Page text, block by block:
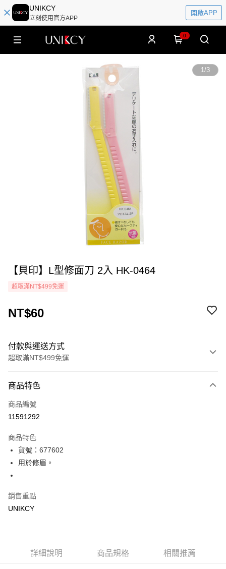
UNIKCY
立刻使用官方APP
開啟APP
0
1/3
【貝印】L型修面刀 2入 HK-0464
超取滿NT$499免運
NT$60
付款與運送方式
超取滿NT$499免運
icash Pay
信用卡一次付款
LINE Pay
Apple Pay
商品特色
商品編號
11591292
商品特色
貨號：677602
用於修眉。
銷售重點
UNIKCY
詳細說明 商品規格 相關推薦